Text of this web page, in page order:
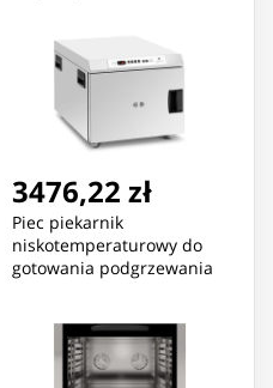
3476,22 zł
Piec piekarnik
niskotemperaturowy do
gotowania podgrzewania